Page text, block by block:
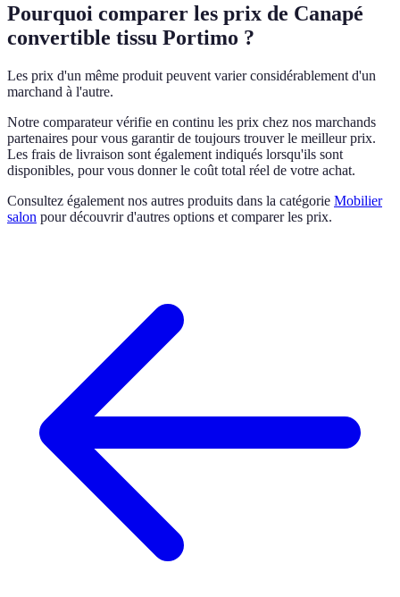
Pourquoi comparer les prix de Canapé
convertible tissu Portimo ?
Les prix d'un même produit peuvent varier considérablement d'un
marchand à l'autre.
Notre comparateur vérifie en continu les prix chez nos marchands
partenaires pour vous garantir de toujours trouver le meilleur prix.
Les frais de livraison sont également indiqués lorsqu'ils sont
disponibles, pour vous donner le coût total réel de votre achat.
Consultez également nos autres produits dans la catégorie Mobilier
salon pour découvrir d'autres options et comparer les prix.